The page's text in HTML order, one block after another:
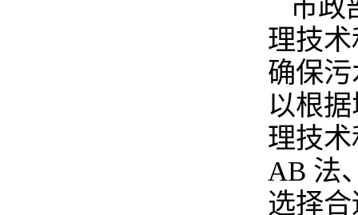
市政
理技
确保
以根
理技
AB 法
选择